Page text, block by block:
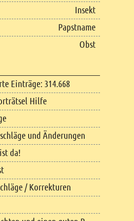
Insekt
Papstname
Obst
Einträge: 314.668
Hilfe
und Änderungen
da!
/ Korrekturen